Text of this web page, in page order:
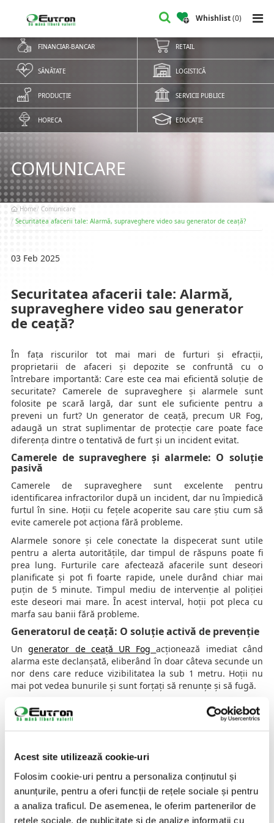
Acest site utilizează cookie-uri
Folosim cookie-uri pentru a personaliza conținutul și
anunțurile, pentru a oferi funcții de rețele sociale și pentru
a analiza traficul. De asemenea, le oferim partenerilor de
rețele sociale, de publicitate și de analize informații cu
Whishlist(0)
FINANCIAR-BANCAR RETAIL
SĂNĂTATE LOGISTICĂ
PRODUCȚIE SERVICII PUBLICE
HORECA EDUCAȚIE
COMUNICARE
Home Comunicare
Securitatea afacerii tale: Alarmă, supraveghere video sau generator de ceață?
03 Feb 2025
Securitatea afacerii tale: Alarmă,
supraveghere video sau generator
de ceață?
În fața riscurilor tot mai mari de furturi și efracții,
proprietarii de afaceri și depozite se confruntă cu o
întrebare importantă: Care este cea mai eficientă soluție de
securitate? Camerele de supraveghere și alarmele sunt
folosite pe scară largă, dar sunt ele suficiente pentru a
preveni un furt? Un generator de ceață, precum UR Fog,
adaugă un strat suplimentar de protecție care poate face
diferența dintre o tentativă de furt și un incident evitat.
Camerele de supraveghere și alarmele: O soluție
pasivă
Camerele de supraveghere sunt excelente pentru
identificarea infractorilor după un incident, dar nu împiedică
furtul în sine. Hoții cu fețele acoperite sau care știu cum să
evite camerele pot acționa fără probleme.
Alarmele sonore și cele conectate la dispecerat sunt utile
pentru a alerta autoritățile, dar timpul de răspuns poate fi
prea lung. Furturile care afectează afacerile sunt deseori
planificate și pot fi foarte rapide, unele durând chiar mai
puțin de 5 minute. Timpul mediu de intervenție al poliției
este deseori mai mare. În acest interval, hoții pot pleca cu
marfa sau banii fără probleme.
Generatorul de ceață: O soluție activă de prevenție
Ungenerator de ceață UR Fogacționează imediat când
alarma este declanșată, eliberând în doar câteva secunde un
nor dens care reduce vizibilitatea la sub 1 metru. Hoții nu
mai pot vedea bunurile și sunt forțați să renunțe și să fugă.
De ce este această tehnologie mai eficientă?
Acțiune instantanee: Hoții nu pot lua ce nu pot vedea.
Ceața densă creează confuzie și îi obligă să
Siguranță totală: Sistemul este non-toxic, nu lasă
sau mărfurile.
Compatibilitate cu alarmele existente: Poate fi integrat
ușor într-un sistem de securitate deja existent,
acționând ca o barieră suplimentară împotriva hoților.